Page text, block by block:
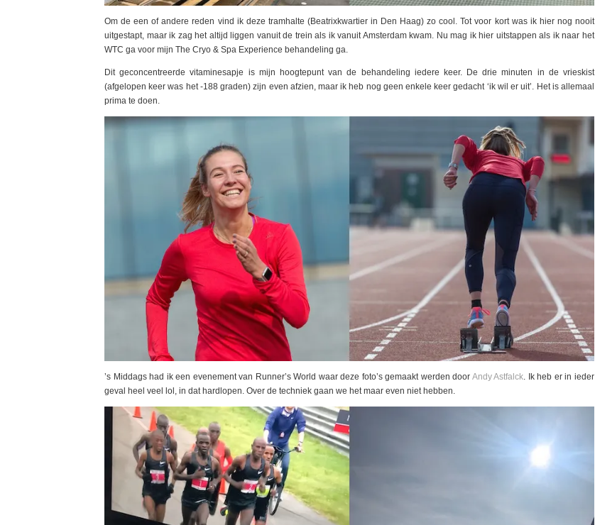
Om de een of andere reden vind ik deze tramhalte (Beatrixkwartier in Den Haag) zo cool. Tot voor kort was ik hier nog nooit
uitgestapt, maar ik zag het altijd liggen vanuit de trein als ik vanuit Amsterdam kwam. Nu mag ik hier uitstappen als ik naar het
WTC ga voor mijn The Cryo & Spa Experience behandeling ga.
Dit geconcentreerde vitaminesapje is mijn hoogtepunt van de behandeling iedere keer. De drie minuten in de vrieskist
(afgelopen keer was het -188 graden) zijn even afzien, maar ik heb nog geen enkele keer gedacht ‘ik wil er uit’. Het is allemaal
prima te doen.
’s Middags had ik een evenement van Runner’s World waar deze foto’s gemaakt werden door Andy Astfalck. Ik heb er in ieder
geval heel veel lol, in dat hardlopen. Over de techniek gaan we het maar even niet hebben.